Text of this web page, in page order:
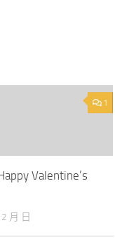
1
Valentine’s
月 日